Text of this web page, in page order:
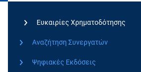
Ευκαιρίες Χρηματοδότησης
Αναζήτηση Συνεργατών
Ψηφιακές Εκδόσεις